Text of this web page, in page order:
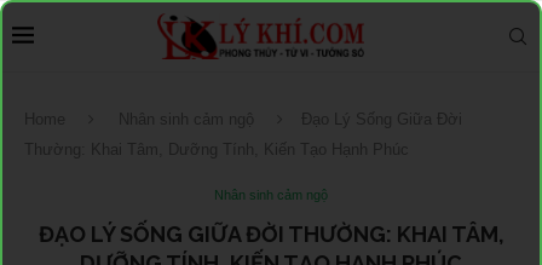
Home Nhân sinh cảm ngộ
Đạo Lý Sống Giữa Đời
Thường: Khai Tâm, Dưỡng Tính, Kiến Tạo Hạnh Phúc
Nhân sinh cảm ngộ
ĐẠO LÝ SỐNG GIỮA ĐỜI THƯỜNG: KHAI TÂM,